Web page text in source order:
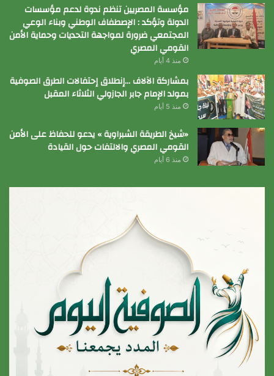
مؤسسة المصريين تنظم ندوة لدعم مؤسسات
الدولة وتؤكد : الإصطفاف الوطني وبناء الوعي
المجتمعي ضرورة لمواجهة التحديات وحماية الأمن
القومي المصري
منذ 4 أيام
بمشاركة الآلاف …إنطلاق إحتفالات الطرق الصوفية
بمولد الإمام جابر الجازولي الثلاثاء المقبل
منذ 5 أيام
«شيخ الطريقة الشبراوية » يدعو للحفاظ على الأمن
القومي المصري والالتفات حول القيادة
منذ 6 أيام